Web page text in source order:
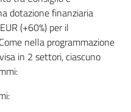
dotazione finanziaria
(+60%) per il
nella programmazione
in 2 settori, ciascuno